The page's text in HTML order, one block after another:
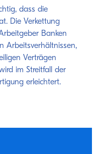
dass die
Die Verkettung
Banken
Arbeitsverhältnissen,
Verträgen
im Streitfall der
erleichtert.